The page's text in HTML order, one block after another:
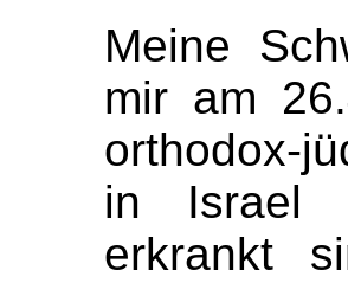
Meine
mir am
orthodox-
in Israel
erkrankt